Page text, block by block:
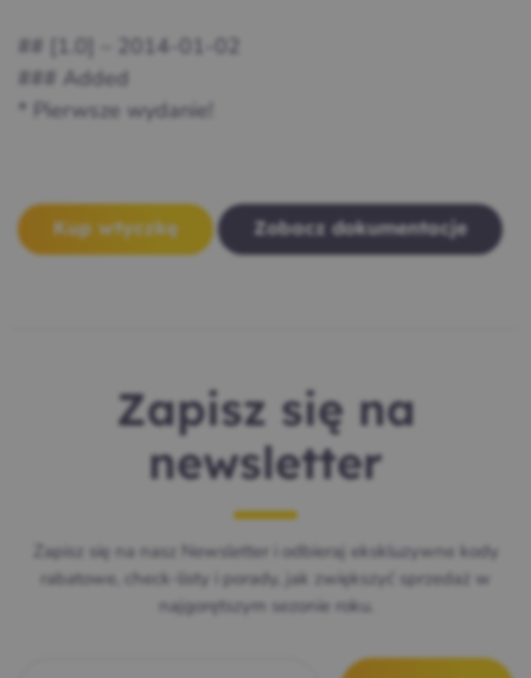
## [1.0] – 2014-01-02
### Added
* Pierwsze wydanie!
Kup wtyczkę Zobacz dokumentacje
Zapisz się na
newsletter
Zapisz się na nasz Newsletter i odbieraj ekskluzywne kody
rabatowe, check-listy i porady, jak zwiększyć sprzedaż w
najgorętszym sezonie roku.
E-mail*